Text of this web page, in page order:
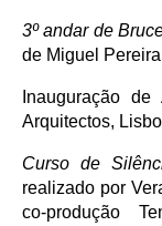
3º andar de
de Miguel
Inauguração
Arquitectos,
Curso de
realizado por
co-produção